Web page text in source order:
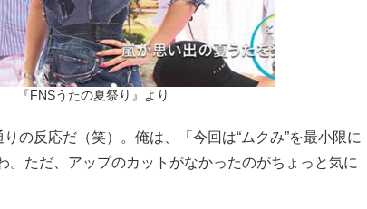
『FNSうたの夏祭り』より
の反応だ（笑）。俺は、「今回は“ムクみ”を最小限に
。ただ、アップのカットがなかったのがちょっと気に